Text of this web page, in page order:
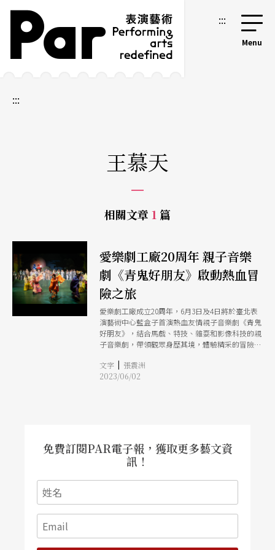
跳到主要內容區塊
網站導覽 :::
:::
王慕天
相關文章 1 篇
愛樂劇工廠20周年 親子音樂
劇《青鬼好朋友》啟動熱血冒
險之旅
愛樂劇工廠成立20周年，6月3日及4日將於臺北表
演藝術中心藍盒子首演熱血友情親子音樂劇《青鬼
好朋友》，結合馬戲、特技、雜耍和影像科技的親
子音樂劇，帶領觀眾身歷其境，體驗精采的冒險故
文字 | 張震洲
2023/06/02
免費訂閱PAR電子報，獲取更多藝文資
訊！